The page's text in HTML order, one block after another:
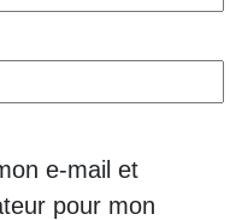
e-mail et
pour mon